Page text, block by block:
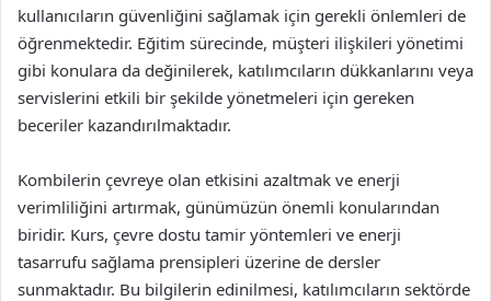
kullanıcıların güvenliğini sağlamak için gerekli önlemleri de
öğrenmektedir. Eğitim sürecinde, müşteri ilişkileri yönetimi
gibi konulara da değinilerek, katılımcıların dükkanlarını veya
servislerini etkili bir şekilde yönetmeleri için gereken
beceriler kazandırılmaktadır.
Kombilerin çevreye olan etkisini azaltmak ve enerji
verimliliğini artırmak, günümüzün önemli konularından
biridir. Kurs, çevre dostu tamir yöntemleri ve enerji
tasarrufu sağlama prensipleri üzerine de dersler
sunmaktadır. Bu bilgilerin edinilmesi, katılımcıların sektörde